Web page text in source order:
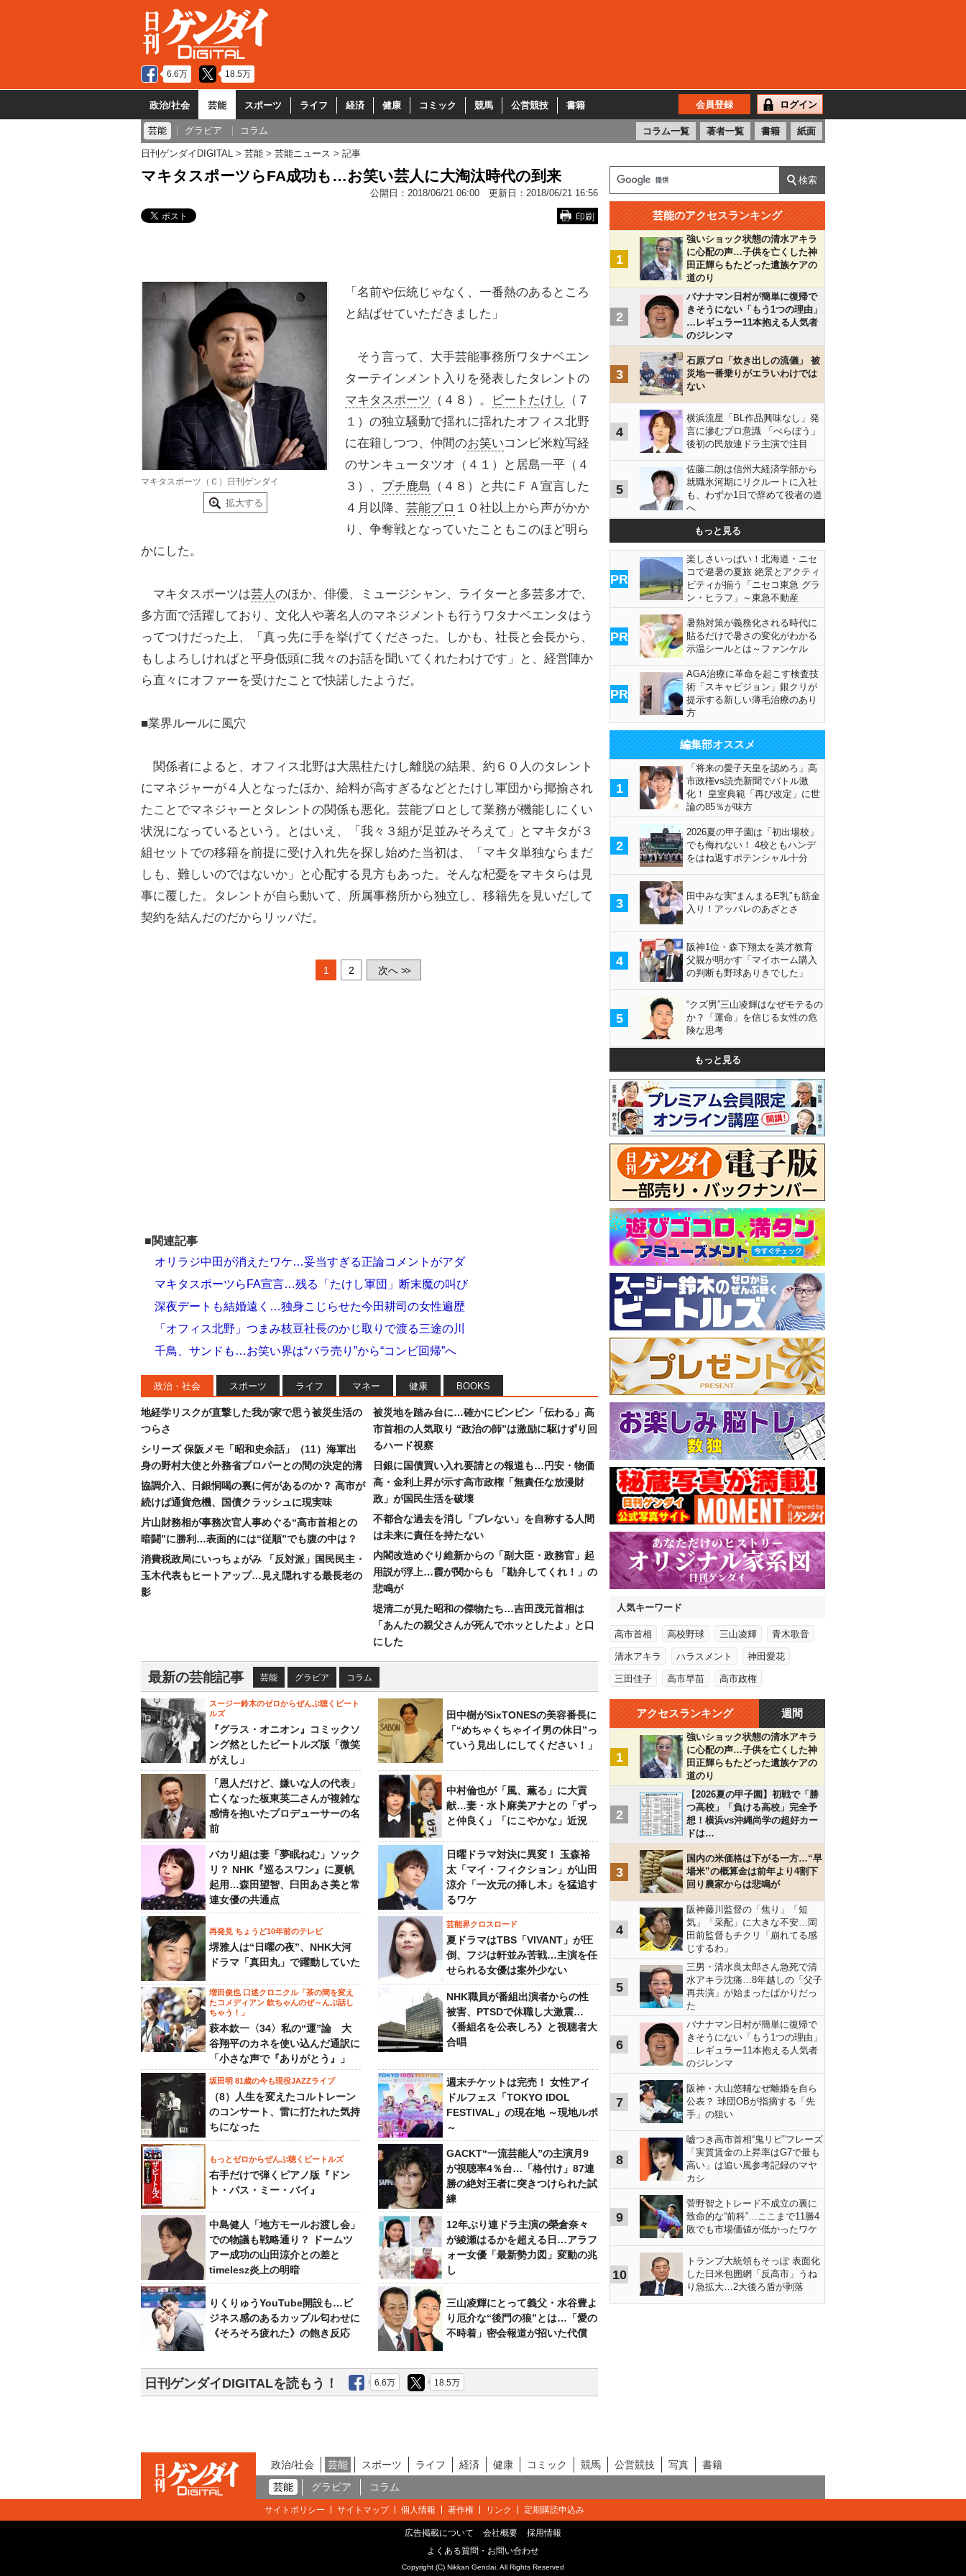
6.6万 18.5万
政治/社会 芸能 スポーツ ライフ 経済 健康 コミック 競馬 公営競技 書籍 会員登録 ログイン
芸能 グラビア コラム コラム一覧 著者一覧 書籍 紙面
日刊ゲンダイDIGITAL 芸能 芸能ニュース 記事
マキタスポーツらFA成功も…お笑い芸人に大淘汰時代の到来
公開日： 2018/06/21 06:00 更新日： 2018/06/21 16:56
印刷
マキタスポーツ（Ｃ）日刊ゲンダイ
拡大する
「名前や伝統じゃなく、一番熱のあるところ
と結ばせていただきました」
そう言って、大手芸能事務所ワタナベエン
ターテインメント入りを発表したタレントの
マキタスポーツ
（４８）。 ビートたけし
（７
１）の独立騒動で揺れに揺れたオフィス北野
に在籍しつつ、仲間のお笑いコンビ米粒写経
のサンキュータツオ（４１）と居島一平（４
３）、 プチ鹿島 （４８）と共にＦＡ宣言した
４月以降、 芸能プロ １０社以上から声がかか
り、争奪戦となっていたこともこのほど明ら
かにした。
マキタスポーツは芸人のほか、俳優、ミュージシャン、ライターと多芸多才で、
多方面で活躍しており、文化人や著名人のマネジメントも行うワタナベエンタはう
ってつけだった上、「真っ先に手を挙げてくださった。しかも、社長と会長から、
もしよろしければと平身低頭に我々のお話を聞いてくれたわけです」と、経営陣か
ら直々にオファーを受けたことで快諾したようだ。
■業界ルールに風穴
関係者によると、オフィス北野は大黒柱たけし離脱の結果、約６０人のタレント
にマネジャーが４人となったほか、給料が高すぎるなどとたけし軍団から揶揄され
たことでマネジャーとタレントの関係も悪化。芸能プロとして業務が機能しにくい
状況になっているという。とはいえ、「我々３組が足並みそろえて」とマキタが３
組セットでの移籍を前提に受け入れ先を探し始めた当初は、「マキタ単独ならまだ
しも、難しいのではないか」と心配する見方もあった。そんな杞憂をマキタらは見
事に覆した。タレントが自ら動いて、所属事務所から独立し、移籍先を見いだして
契約を結んだのだからリッパだ。
1 2 次へ >>
■関連記事
オリラジ中田が消えたワケ…妥当すぎる正論コメントがアダ
マキタスポーツらFA宣言…残る「たけし軍団」断末魔の叫び
深夜デートも結婚遠く…独身こじらせた今田耕司の女性遍歴
「オフィス北野」つまみ枝豆社長のかじ取りで渡る三途の川
千鳥、サンドも…お笑い界は“バラ売り”から“コンビ回帰”へ
政治・社会 スポーツ ライフ マネー 健康 BOOKS
地経学リスクが直撃した我が家で思う被災生活の
つらさ
シリーズ 保阪メモ「昭和史余話」（11）海軍出
身の野村大使と外務省プロパーとの間の決定的溝
協調介入、日銀恫喝の裏に何があるのか？ 高市が
続けば通貨危機、国債クラッシュに現実味
片山財務相が事務次官人事めぐる“高市首相との
暗闘”に勝利…表面的には“従順”でも腹の中は？
消費税政局にいっちょがみ 「反対派」国民民主・
玉木代表もヒートアップ…見え隠れする最長老の
影
被災地を踏み台に…確かにビンビン「伝わる」高
市首相の人気取り “政治の師”は激励に駆けずり回
るハード視察
日銀に国債買い入れ要請との報道も…円安・物価
高・金利上昇が示す高市政権「無責任な放漫財
政」が国民生活を破壊
不都合な過去を消し「ブレない」を自称する人間
は未来に責任を持たない
内閣改造めぐり維新からの「副大臣・政務官」起
用説が浮上…霞が関からも 「勘弁してくれ！」の
悲鳴が
堤清二が見た昭和の傑物たち…吉田茂元首相は
「あんたの親父さんが死んでホッとしたよ」と口
にした
最新の芸能記事 芸能 グラビア コラム
スージー鈴木のゼロからぜんぶ聴くビート
ルズ
『グラス・オニオン』コミックソ
ング然としたビートルズ版「微笑
がえし」
田中樹がSixTONESの美容番長に
「“めちゃくちゃイイ男の休日”っ
ていう見出しにしてください！」
「恩人だけど、嫌いな人の代表」
亡くなった板東英二さんが複雑な
感情を抱いたプロデューサーの名
前
中村倫也が「風、薫る」に大貢
献…妻・水卜麻美アナとの「ずっ
と仲良く」「にこやかな」近況
バカリ組は妻「夢眠ねむ」ソック
リ？ NHK『巡るスワン』に夏帆
起用…森田望智、臼田あさ美と常
連女優の共通点
日曜ドラマ対決に異変！ 玉森裕
太「マイ・フィクション」が山田
涼介「一次元の挿し木」を猛追す
るワケ
再発見 ちょうど10年前のテレビ
堺雅人は“日曜の夜”、NHK大河
ドラマ「真田丸」で躍動していた
芸能界クロスロード
夏ドラマはTBS「VIVANT」が圧
倒、フジは軒並み苦戦…主演を任
せられる女優は案外少ない
増田俊也 口述クロニクル「茶の間を変え
たコメディアン 欽ちゃんのぜ～んぶ話し
ちゃう！」
萩本欽一〈34〉私の“運”論 大
谷翔平のカネを使い込んだ通訳に
「小さな声で『ありがとう』」
NHK職員が番組出演者からの性
被害、PTSDで休職し大激震…
《番組名を公表しろ》と視聴者大
合唱
坂田明 81歳の今も現役JAZZライブ
（8）人生を変えたコルトレーン
のコンサート、雷に打たれた気持
ちになった
週末チケットは完売！ 女性アイ
ドルフェス「TOKYO IDOL
FESTIVAL」の現在地 ～現地ルポ
～
もっとゼロからぜんぶ聴くビートルズ
右手だけで弾くピアノ版『ドン
ト・パス・ミー・バイ』
GACKT“一流芸能人”の主演月9
が視聴率4％台…「格付け」87連
勝の絶対王者に突きつけられた試
練
中島健人「地方モールお渡し会」
での物議も戦略通り？ ドームツ
アー成功の山田涼介との差と
timelesz炎上の明暗
12年ぶり連ドラ主演の榮倉奈々
が綾瀬はるかを超える日…アラフ
ォー女優「最新勢力図」変動の兆
し
りくりゅうYouTube開設も…ビ
ジネス感のあるカップル匂わせに
《そろそろ疲れた》の飽き反応
三山凌輝にとって義父・水谷豊よ
り厄介な“後門の狼”とは…「愛の
不時着」密会報道が招いた代償
日刊ゲンダイDIGITALを読もう！ 6.6万 18.5万
芸能のアクセスランキング
1
強いショック状態の清水アキラ
に心配の声…子供を亡くした神
田正輝らもたどった遺族ケアの
道のり
2
バナナマン日村が簡単に復帰で
きそうにない「もう1つの理由」
…レギュラー11本抱える人気者
のジレンマ
3
石原プロ「炊き出しの流儀」 被
災地一番乗りがエラいわけでは
ない
4
横浜流星「BL作品興味なし」発
言に滲むプロ意識 「べらぼう」
後初の民放連ドラ主演で注目
5
佐藤二朗は信州大経済学部から
就職氷河期にリクルートに入社
も、わずか1日で辞めて役者の道
へ
もっと見る
PR
楽しさいっぱい！北海道・ニセ
コで避暑の夏旅 絶景とアクティ
ビティが揃う「ニセコ東急 グラ
ン・ヒラフ」～東急不動産
PR
暑熱対策が義務化される時代に
貼るだけで暑さの変化がわかる
示温シールとは～ファンケル
PR
AGA治療に革命を起こす検査技
術「スキャビジョン」銀クリが
提示する新しい薄毛治療のあり
方
編集部オススメ
1
「将来の愛子天皇を認めろ」高
市政権vs読売新聞でバトル激
化！ 皇室典範「再び改定」に世
論の85％が味方
2
2026夏の甲子園は「初出場校」
でも侮れない！ 4校ともハンデ
をはね返すポテンシャル十分
3
田中みな実“まんまるE乳”も筋金
入り！アッパレのあざとさ
4
阪神1位・森下翔太を英才教育
父親が明かす「マイホーム購入
の判断も野球ありきでした」
5
“クズ男”三山凌輝はなぜモテるの
か？「運命」を信じる女性の危
険な思考
もっと見る
人気キーワード
高市首相 高校野球 三山凌輝 青木歌音
清水アキラ ハラスメント 神田愛花
三田佳子 高市早苗 高市政権
アクセスランキング 週間
1
強いショック状態の清水アキラ
に心配の声…子供を亡くした神
田正輝らもたどった遺族ケアの
道のり
2
【2026夏の甲子園】初戦で「勝
つ高校」「負ける高校」完全予
想！横浜vs沖縄尚学の超好カー
ドは…
3
国内の米価格は下がる一方…“早
場米”の概算金は前年より4割下
回り農家からは悲鳴が
4
阪神藤川監督の「焦り」「短
気」「采配」に大きな不安…岡
田前監督もチクリ「崩れてる感
じするわ」
5
三男・清水良太郎さん急死で清
水アキラ沈痛…8年越しの「父子
再共演」が始まったばかりだっ
た
6
バナナマン日村が簡単に復帰で
きそうにない「もう1つの理由」
…レギュラー11本抱える人気者
のジレンマ
7
阪神・大山悠輔なぜ離婚を自ら
公表？ 球団OBが指摘する「先
手」の狙い
8
嘘つき高市首相“鬼リピ”フレーズ
「実質賃金の上昇率はG7で最も
高い」は追い風参考記録のマヤ
カシ
9
菅野智之トレード不成立の裏に
致命的な“前科”…ここまで11勝4
敗でも市場価値が低かったワケ
10
トランプ大統領もそっぽ 表面化
した日米包囲網「反高市」うね
り急拡大…2大後ろ盾が剥落
政治/社会 芸能 スポーツ ライフ 経済 健康 コミック 競馬 公営競技 写真
書籍
芸能
グラビア コラム
サイトポリシー サイトマップ 個人情報 著作権 リンク 定期購読申込み
広告掲載について 会社概要
採用情報
よくある質問・お問い合わせ
Copyright (C) Nikkan Gendai. All Rights Reserved